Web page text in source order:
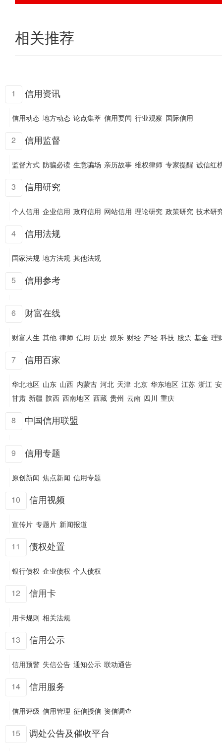
相关推荐
1 信用资讯
信用动态 地方动态 论点集萃 信用要闻 行业观察 国际信用
2 信用监督
监督方式 防骗必读 生意骗场 亲历故事 维权律师 专家提醒 诚信红
3 信用研究
个人信用 企业信用 政府信用 网站信用 理论研究 政策研究 技术研
4 信用法规
国家法规 地方法规 其他法规
5 信用参考
6 财富在线
财富人生 其他 律师 信用 历史 娱乐 财经 产经 科技 股票 基金 理
7 信用百家
华北地区 山东 山西 内蒙古 河北 天津 北京 华东地区 江苏 浙江
甘肃 新疆 陕西 西南地区 西藏 贵州 云南 四川 重庆
8 中国信用联盟
9 信用专题
原创新闻 焦点新闻 信用专题
10 信用视频
宣传片 专题片 新闻报道
11 债权处置
银行债权 企业债权 个人债权
12 信用卡
用卡规则 相关法规
13 信用公示
信用预警 失信公告 通知公示 联动通告
14 信用服务
信用评级 信用管理 征信授信 资信调查
15 调处公告及催收平台